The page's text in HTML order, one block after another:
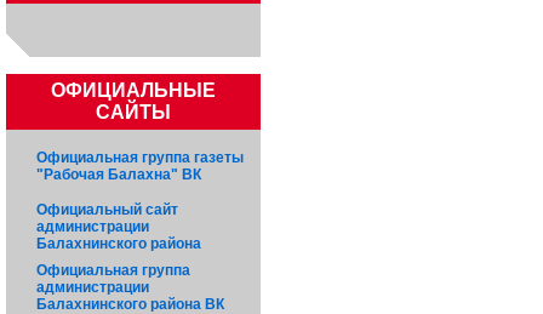
ОФИЦИАЛЬНЫЕ
САЙТЫ
Официальная группа газеты
"Рабочая Балахна" ВК
Официальный сайт
администрации
Балахнинского района
Официальная группа
администрации
Балахнинского района ВК